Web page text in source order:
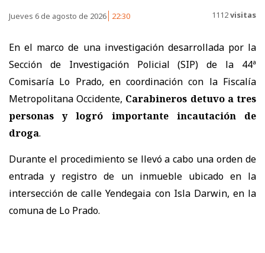
Jueves 6 de agosto de 2026 22:30 1112visitas
En el marco de una investigación desarrollada por la
Sección de Investigación Policial (SIP) de la 44ª
Comisaría Lo Prado, en coordinación con la Fiscalía
Metropolitana Occidente, Carabineros detuvo a tres
personas y logró importante incautación de
droga.
Durante el procedimiento se llevó a cabo una orden de
entrada y registro de un inmueble ubicado en la
intersección de calle Yendegaia con Isla Darwin, en la
comuna de Lo Prado.